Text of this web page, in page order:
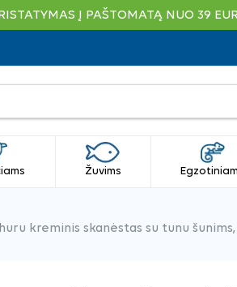
Į PAŠTOMATĄ NUO 39 EUR
Žuvims
kreminis skanėstas su tunu